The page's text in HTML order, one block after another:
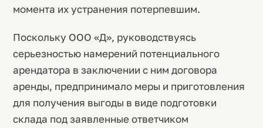
момента их устранения потерпевшим.
Поскольку ООО «Д», руководствуясь
серьезностью намерений потенциального
арендатора в заключении с ним договора
аренды, предпринимало меры и приготовления
для получения выгоды в виде подготовки
склада под заявленные ответчиком